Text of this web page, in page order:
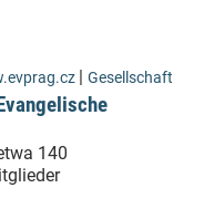
| Gesellschaft
140